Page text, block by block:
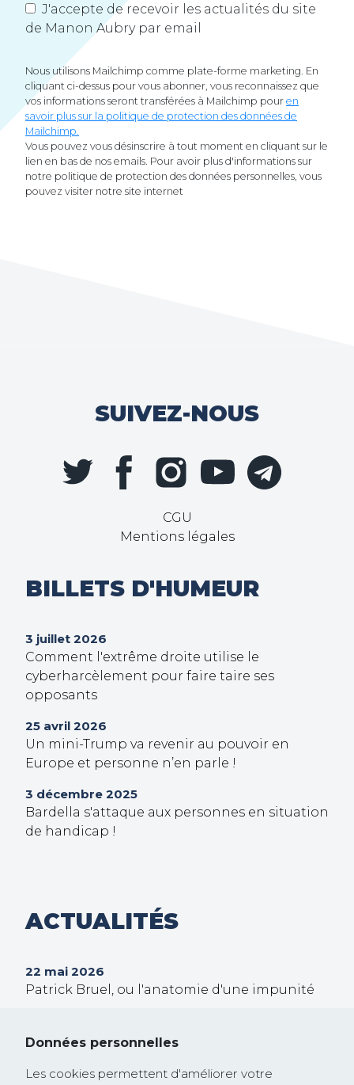
J'accepte de recevoir les actualités du site
de Manon Aubry par email
Nous utilisons Mailchimp comme plate-forme marketing. En
cliquant ci-dessus pour vous abonner, vous reconnaissez que
vos informations seront transférées à Mailchimp pour en
savoir plus sur la politique de protection des données de
Mailchimp.
Vous pouvez vous désinscrire à tout moment en cliquant sur le
lien en bas de nos emails. Pour avoir plus d'informations sur
notre politique de protection des données personnelles, vous
pouvez visiter notre site internet
SUIVEZ-NOUS
CGU
Mentions légales
BILLETS D'HUMEUR
3 juillet 2026
Comment l'extrême droite utilise le
cyberharcèlement pour faire taire ses
opposants
25 avril 2026
Un mini-Trump va revenir au pouvoir en
Europe et personne n’en parle !
3 décembre 2025
Bardella s'attaque aux personnes en situation
de handicap !
ACTUALITÉS
22 mai 2026
Patrick Bruel, ou l'anatomie d'une impunité
Trump veut prendre le contrôle de Gaza !
26 février 2025
Données personnelles
Les cookies permettent d'améliorer votre